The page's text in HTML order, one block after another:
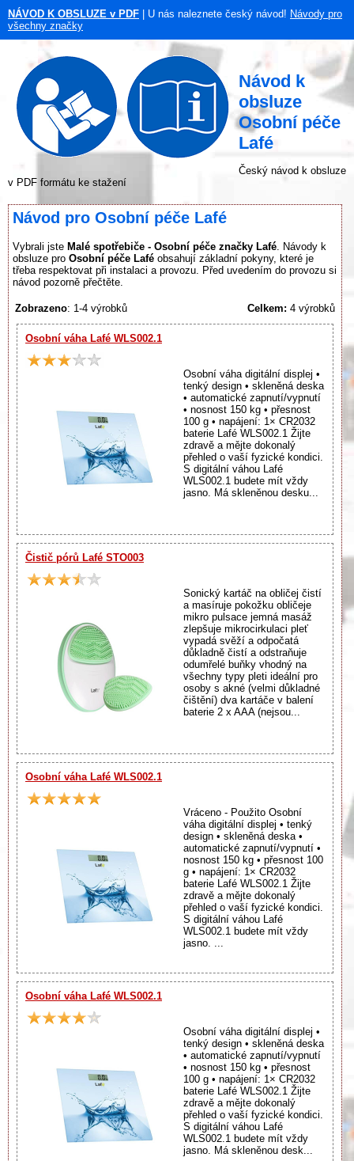
NÁVOD K OBSLUZE v PDF | U nás naleznete český návod! Návody pro
všechny značky
Návod k
obsluze
Osobní péče
Lafé
Český návod k obsluze
v PDF formátu ke stažení
Návod pro Osobní péče Lafé
Vybrali jste Malé spotřebiče - Osobní péče značky Lafé . Návody k
obsluze pro Osobní péče Lafé obsahují základní pokyny, které je
třeba respektovat při instalaci a provozu. Před uvedením do provozu si
návod pozorně přečtěte.
Zobrazeno: 1-4 výrobků Celkem: 4 výrobků
Osobní váha Lafé WLS002.1
Osobní váha digitální displej •
tenký design • skleněná deska
• automatické zapnutí/vypnutí
• nosnost 150 kg • přesnost
100 g • napájení: 1× CR2032
baterie Lafé WLS002.1 Žijte
zdravě a mějte dokonalý
přehled o vaší fyzické kondici.
S digitální váhou Lafé
WLS002.1 budete mít vždy
jasno. Má skleněnou desku...
Čistič pórů Lafé STO003
Sonický kartáč na obličej čistí
a masíruje pokožku obličeje
mikro pulsace jemná masáž
zlepšuje mikrocirkulaci pleť
vypadá svěží a odpočatá
důkladně čistí a odstraňuje
odumřelé buňky vhodný na
všechny typy pleti ideální pro
osoby s akné (velmi důkladné
čištění) dva kartáče v balení
baterie 2 x AAA (nejsou...
Osobní váha Lafé WLS002.1
Vráceno - Použito Osobní
váha digitální displej • tenký
design • skleněná deska •
automatické zapnutí/vypnutí •
nosnost 150 kg • přesnost 100
g • napájení: 1× CR2032
baterie Lafé WLS002.1 Žijte
zdravě a mějte dokonalý
přehled o vaší fyzické kondici.
S digitální váhou Lafé
WLS002.1 budete mít vždy
jasno. ...
Osobní váha Lafé WLS002.1
Osobní váha digitální displej •
tenký design • skleněná deska
• automatické zapnutí/vypnutí
• nosnost 150 kg • přesnost
100 g • napájení: 1× CR2032
baterie Lafé WLS002.1 Žijte
zdravě a mějte dokonalý
přehled o vaší fyzické kondici.
S digitální váhou Lafé
WLS002.1 budete mít vždy
jasno. Má skleněnou desk...